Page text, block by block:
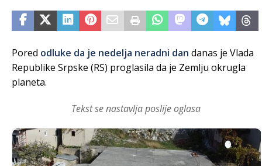
Pored odluke da je nedelja neradni dan danas je Vlada
Republike Srpske (RS) proglasila da je Zemlju okrugla
planeta.
Tekst se nastavlja poslije oglasa